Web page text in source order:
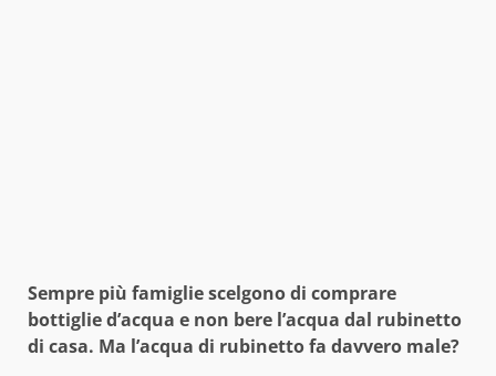
Sempre più famiglie scelgono di comprare
bottiglie d’acqua e non bere l’acqua dal rubinetto
di casa. Ma l’acqua di rubinetto fa davvero male?